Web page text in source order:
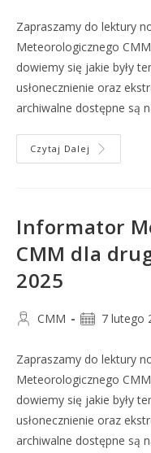
Zapraszamy do lektury
Meteorologicznego
dowiemy się jakie były
usłonecznienie oraz
archiwalne dostępne są
Czytaj Dalej
Informator
CMM dla
2025
CMM 7 lutego
Zapraszamy do lektury
Meteorologicznego
dowiemy się jakie były
usłonecznienie oraz
archiwalne dostępne są